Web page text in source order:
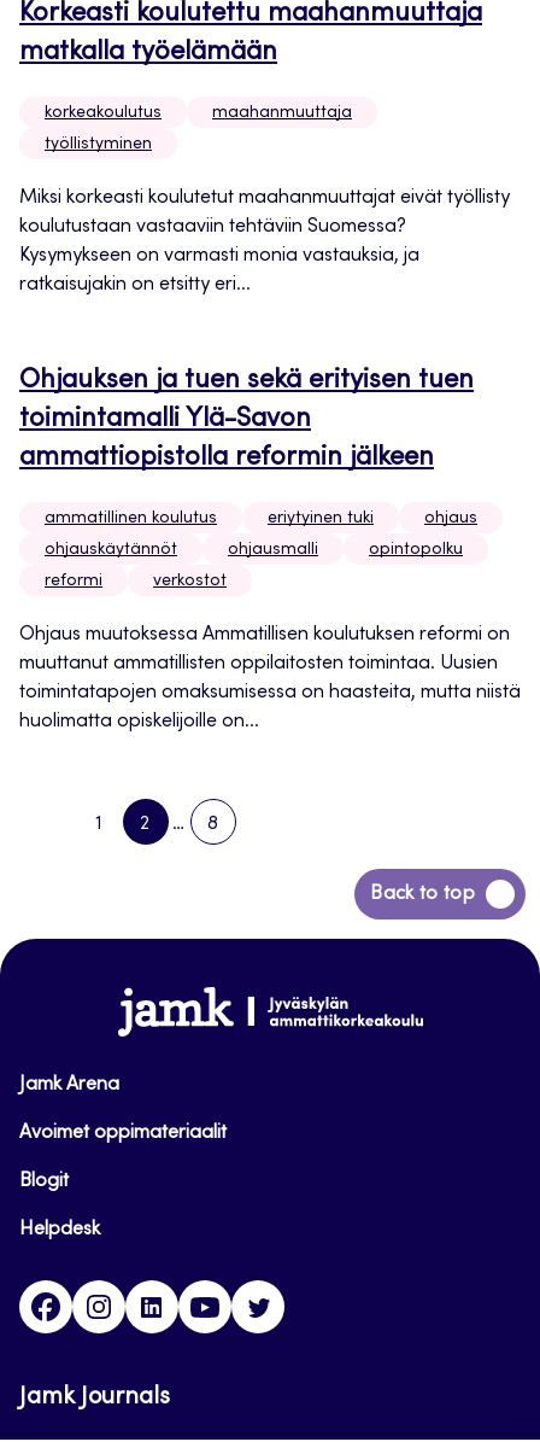
Korkeasti koulutettu maahanmuuttaja
matkalla työelämään
korkeakoulutus
maahanmuuttaja
työllistyminen
Miksi korkeasti koulutetut maahanmuuttajat eivät työllisty
koulutustaan vastaaviin tehtäviin Suomessa?
Kysymykseen on varmasti monia vastauksia, ja
ratkaisujakin on etsitty eri...
Ohjauksen ja tuen sekä erityisen tuen
toimintamalli Ylä-Savon
ammattiopistolla reformin jälkeen
ammatillinen koulutus eriytyinen tuki
ohjaus
ohjauskäytännöt
ohjausmalli
opintopolku
reformi
verkostot
Ohjaus muutoksessa Ammatillisen koulutuksen reformi on
muuttanut ammatillisten oppilaitosten toimintaa. Uusien
toimintatapojen omaksumisessa on haasteita, mutta niistä
huolimatta opiskelijoille on...
PREVIOUS
PAGE
1
PAGE
2
…
PAGE
8
Back to top
Siirry
takaisin
www.jamk.fi
Jamk Arena
Avoimet oppimateriaalit
Blogit
Helpdesk
FacebookInstagram
LinkedInYoutube
Jamk Journals